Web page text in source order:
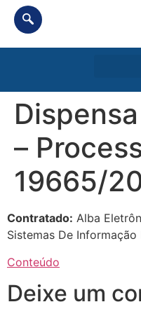
–
19665/
Contratado: Alba
Sistemas De Informação
Conteúdo
Deixe um